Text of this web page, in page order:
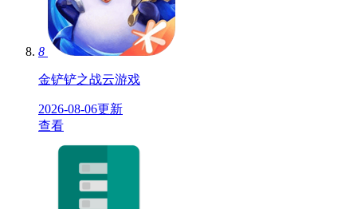
8
金铲铲之战云游戏
2026-08-06更新
查看